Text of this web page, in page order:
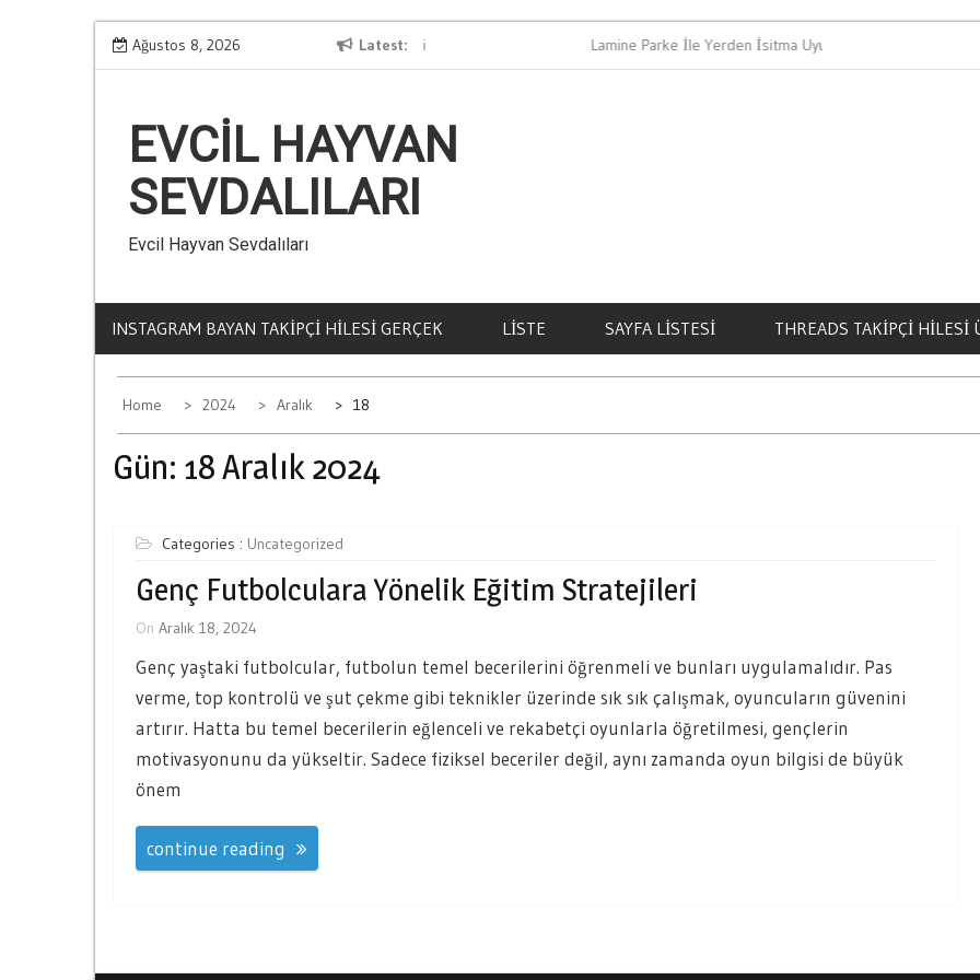
Skip
Ağustos 8, 2026 Latest
Kumarin Yasam Standartlarina Etkisi Lamine Parke İle Yerden İsitma Uyumlu Mu
EVCIL HAYVAN
SEVDALILARI
Evcil Hayvan Sevdalıları
INSTAGRAM BAYAN TAKIPÇI HILESI GERÇEK LISTE SAYFA LISTESI THREADS TAKIPÇI HILESI
Home 2024 Aralık 18
Gün: 18 Aralık 2024
Categories : Uncategorized
Genç Futbolculara Yönelik Eğitim Stratejileri
On Aralık 18, 2024
Genç yaştaki futbolcular, futbolun temel becerilerini öğrenmeli ve bunları uygulamalıdır. Pas
verme, top kontrolü ve şut çekme gibi teknikler üzerinde sık sık çalışmak, oyuncuların güvenini
artırır. Hatta bu temel becerilerin eğlenceli ve rekabetçi oyunlarla öğretilmesi, gençlerin
motivasyonunu da yükseltir. Sadece fiziksel beceriler değil, aynı zamanda oyun bilgisi de büyük
önem
continue reading